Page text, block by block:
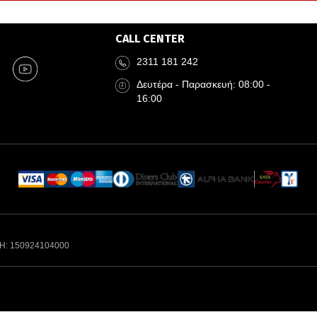
CALL CENTER
2311 181 242
Δευτέρα - Παρασκευή: 08:00 -
16:00
150924104000